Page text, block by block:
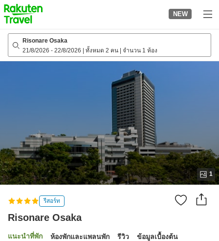
to
top
page
NEW
Risonare Osaka
21/8/2026 - 22/8/2026 ทั้งหมด 2 คน จำนวน 1 ห้อง
1
รีสอร์ท
Risonare Osaka
แนะนำที่พัก ห้องพักและแพลนพัก รีวิว ข้อมูลเบื้องต้น